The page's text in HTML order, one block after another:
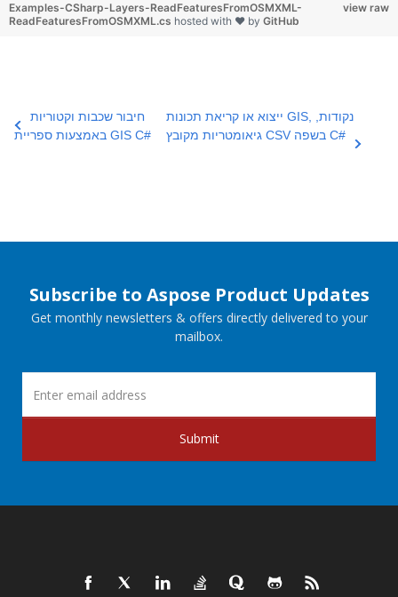
view raw
Examples-CSharp-Layers-ReadFeaturesFromOSMXML-
ReadFeaturesFromOSMXML.cs hosted with ❤ by GitHub
חיבור שכבות וקטוריות
באמצעות ספריית GIS C#
ייצוא או קריאת תכונות GIS, נקודות,
גיאומטריות מקובץ CSV בשפה C#
Subscribe to Aspose Product Updates
Get monthly newsletters & offers directly delivered to your
mailbox.
Submit